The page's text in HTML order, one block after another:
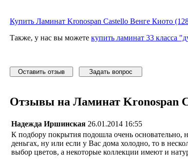
Купить Ламинат Kronospan Castello Венге Киото
Также, у нас вы можете купить ламинат 33 класса
Оставить отзыв Задать вопрос
Отзывы на Ламинат Kronospan
Надежда Иршинская 26.01.2014 16:55
К подбору покрытия подошла очень основательно,
деньгах, ну или если у Вас дома холодно, то в
выбор цветов, а некоторые коллекции имеют и